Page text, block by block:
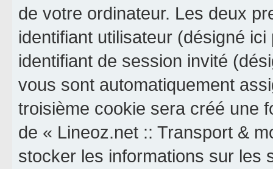
de votre ordinateur. Les deux
identifiant utilisateur (désigné
identifiant de session invité
vous sont automatiquement
troisième cookie sera créé une
de « Lineoz.net :: Transport &
stocker les informations sur les